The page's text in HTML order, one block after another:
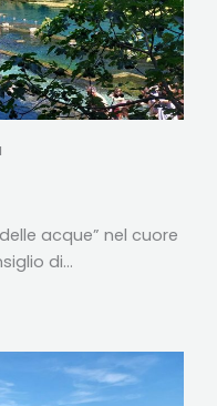
acque” nel cuore
di…